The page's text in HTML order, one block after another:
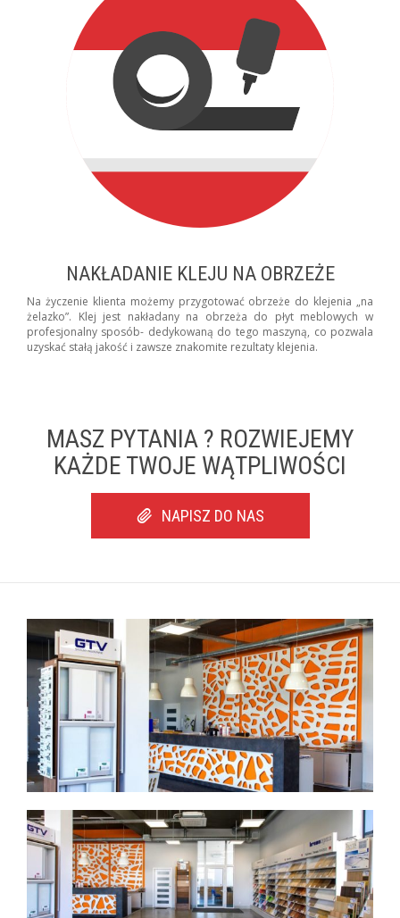
NAKŁADANIE KLEJU NA OBRZEŻE
Na życzenie klienta możemy przygotować obrzeże do klejenia „na
żelazko”. Klej jest nakładany na obrzeża do płyt meblowych w
profesjonalny sposób- dedykowaną do tego maszyną, co pozwala
uzyskać stałą jakość i zawsze znakomite rezultaty klejenia.
MASZ PYTANIA ? ROZWIEJEMY
KAŻDE TWOJE WĄTPLIWOŚCI
NAPISZ DO NAS